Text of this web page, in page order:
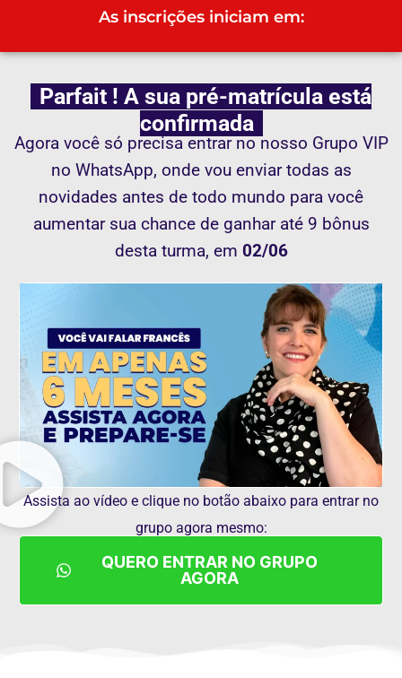
As inscrições iniciam em:
Parfait ! A sua pré-matrícula está
confirmada
Agora você só precisa entrar no nosso Grupo VIP
no WhatsApp, onde vou enviar todas as
novidades antes de todo mundo para você
aumentar sua chance de ganhar até 9 bônus
desta turma, em 02/06
Assista ao vídeo e clique no botão abaixo para entrar no
grupo agora mesmo:
QUERO ENTRAR NO GRUPO
AGORA